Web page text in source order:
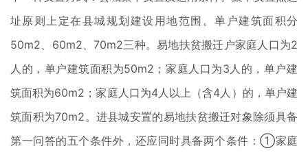
址原则上定在县城规划建设用地范围。单户建筑面积分
50m2、60m2、70m2三种。易地扶贫搬迁户家庭人口为2
人的，单户建筑面积为50m2；家庭人口为3人的，单户建
筑面积为60m2；家庭人口为4人以上（含4人）的，单户建
筑面积为70m2。进县城安置的易地扶贫搬迁对象除须具备
第一问答的五个条件外，还应同时具备两个条件：①家庭